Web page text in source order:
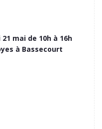
mai de 10h à 16h
à Bassecourt